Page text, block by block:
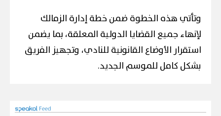
وتأتي هذه الخطوة ضمن خطة إدارة الزمالك
لإنهاء جميع القضايا الدولية المعلقة، بما يضمن
استقرار الأوضاع القانونية للنادي، وتجهيز الفريق
بشكل كامل للموسم الجديد.